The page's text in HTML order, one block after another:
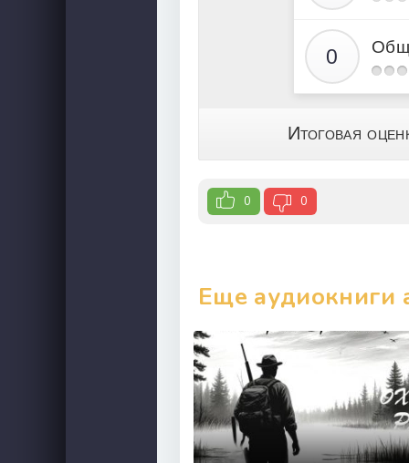
Итоговая
0 0
Еще аудиокниги